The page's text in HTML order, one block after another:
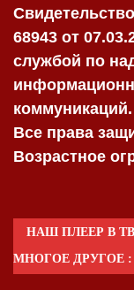
68943 от
службой по
коммуникаций.
Все права
Возрастное
НАШ ПЛЕЕР В
МНОГОЕ ДРУГОЕ :